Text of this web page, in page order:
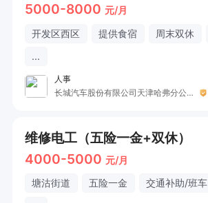
5000-8000 元/月
开发区西区 提供食宿 周末双休
...
人事
长城汽车股份有限公司天津哈弗分公司
维修电工（五险一金+双休）
4000-5000 元/月
塘沽街道 五险一金 交通补助/班车